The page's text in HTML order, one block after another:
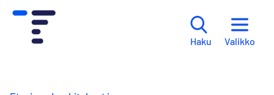
Haku Valikko